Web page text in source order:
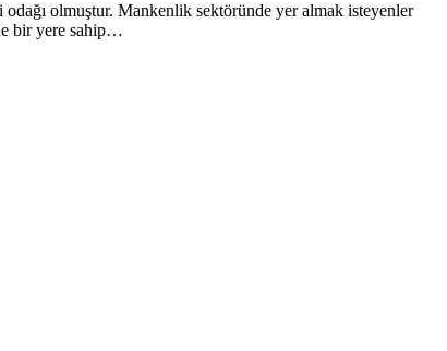
olmuştur. Mankenlik sektöründe yer almak isteyenler
bir yere sahip…